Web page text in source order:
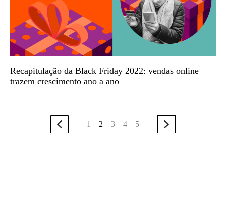
Recapitulação da Black Friday 2022: vendas online
trazem crescimento ano a ano
1 2 3 4 5